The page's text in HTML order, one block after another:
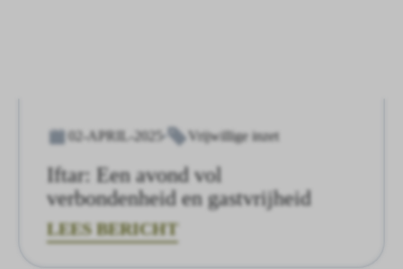
02-APRIL-2025 Vrijwillige inzet
Iftar: Een avond vol
verbondenheid en gastvrijheid
LEES BERICHT